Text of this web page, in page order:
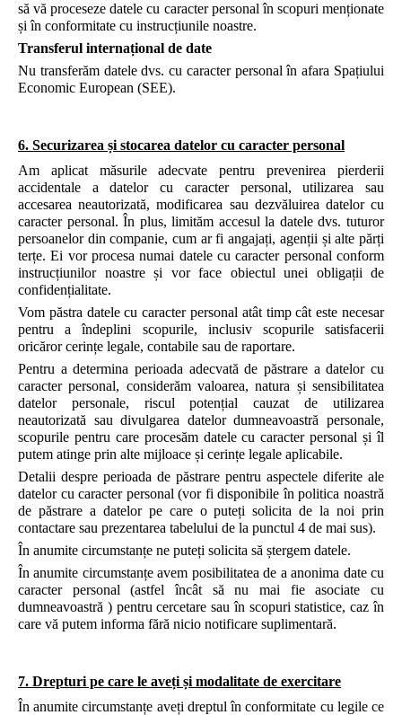
să vă proceseze datele cu caracter personal în scopuri menționate
și în conformitate cu instrucțiunile noastre.
Transferul internațional de date
Nu transferăm datele dvs. cu caracter personal în afara Spațiului
Economic European (SEE).
6. Securizarea și stocarea datelor cu caracter personal
Am aplicat măsurile adecvate pentru prevenirea pierderii
accidentale a datelor cu caracter personal, utilizarea sau
accesarea neautorizată, modificarea sau dezvăluirea datelor cu
caracter personal. În plus, limităm accesul la datele dvs. tuturor
persoanelor din companie, cum ar fi angajați, agenții și alte părți
terțe. Ei vor procesa numai datele cu caracter personal conform
instrucțiunilor noastre și vor face obiectul unei obligații de
confidențialitate.
Vom păstra datele cu caracter personal atât timp cât este necesar
pentru a îndeplini scopurile, inclusiv scopurile satisfacerii
oricăror cerințe legale, contabile sau de raportare.
Pentru a determina perioada adecvată de păstrare a datelor cu
caracter personal, considerăm valoarea, natura și sensibilitatea
datelor personale, riscul potențial cauzat de utilizarea
neautorizată sau divulgarea datelor dumneavoastră personale,
scopurile pentru care procesăm datele cu caracter personal și îl
putem atinge prin alte mijloace și cerințe legale aplicabile.
Detalii despre perioada de păstrare pentru aspectele diferite ale
datelor cu caracter personal (vor fi disponibile în politica noastră
de păstrare a datelor pe care o puteți solicita de la noi prin
contactare sau prezentarea tabelului de la punctul 4 de mai sus).
În anumite circumstanțe ne puteți solicita să ștergem datele.
În anumite circumstanțe avem posibilitatea de a anonima date cu
caracter personal (astfel încât să nu mai fie asociate cu
dumneavoastră ) pentru cercetare sau în scopuri statistice, caz în
care vă putem informa fără nicio notificare suplimentară.
7. Drepturi pe care le aveți și modalitate de exercitare
În anumite circumstanțe aveți dreptul în conformitate cu legile ce